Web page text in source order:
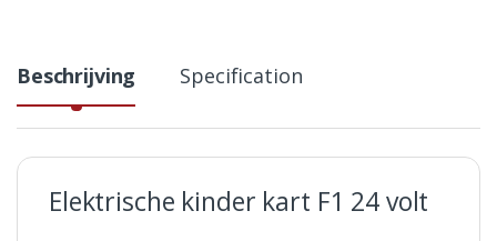
Beschrijving Specification
Elektrische kinder kart F1 24 volt